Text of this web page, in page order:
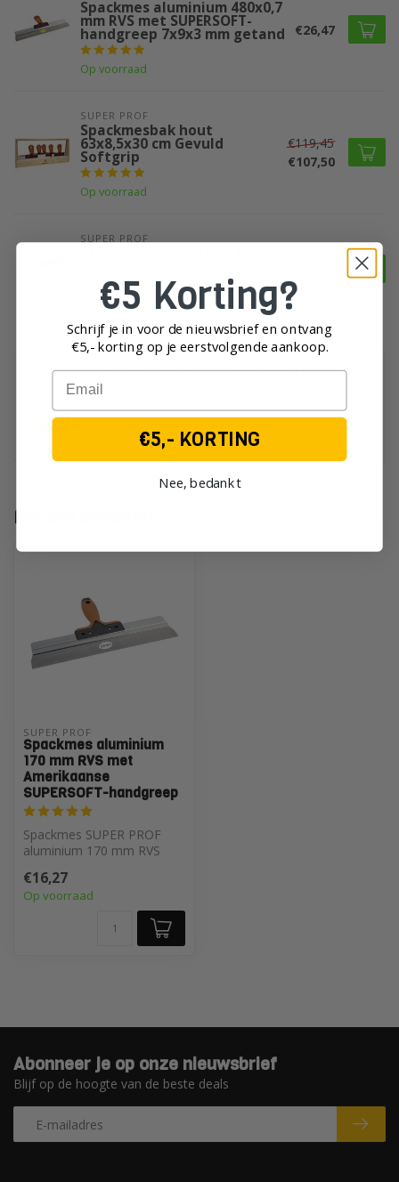
Spackmes aluminium 480x0,7
mm RVS met SUPERSOFT-
handgreep 7x9x3 mm getand
Op voorraad
€26,47
SUPER PROF
Spackmesbak hout
63x8,5x30 cm Gevuld
Softgrip
Op voorraad
€119,45
€107,50
SUPER PROF
Op voorraad
Heeft u vragen over dit product?
Of heeft u hulp nodig bij het plaatsen van uw
order?
Neem dan gerust contact op met onze
klantenservice!
Recent bekeken
SUPER PROF
Spackmes aluminium
170 mm RVS met
Amerikaanse
SUPERSOFT-handgreep
Spackmes SUPER PROF
aluminium 170 mm RVS
SUPERSOFT-handgreep
€16,27
Op voorraad
Abonneer je op onze nieuwsbrief
Blijf op de hoogte van de beste deals
€5 Korting?
Schrijf je in voor de nieuwsbrief en ontvang
€5,- korting op je eerstvolgende aankoop.
Email
€5,- KORTING
Nee, bedankt